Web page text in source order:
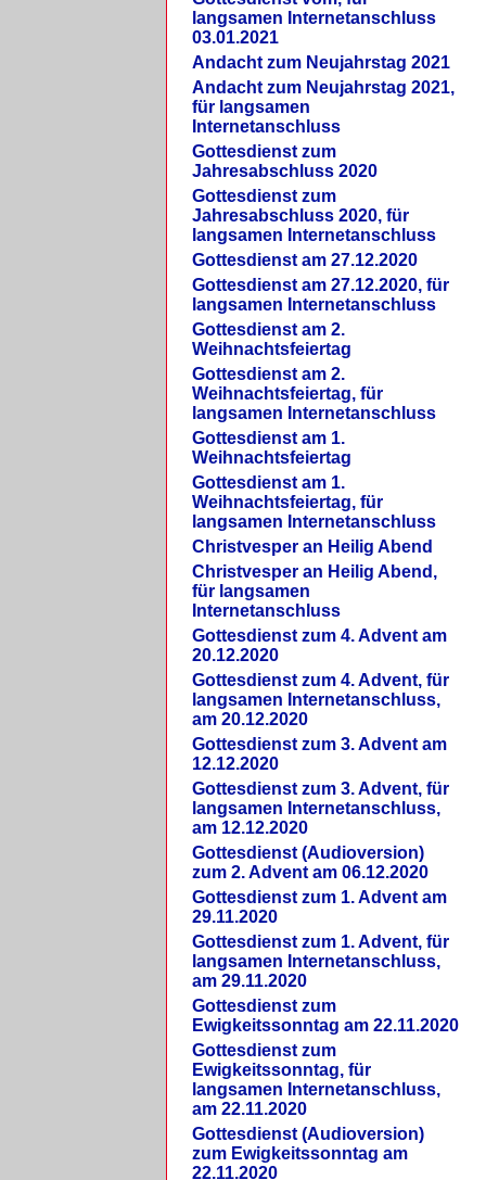
langsamen Internetanschluss
03.01.2021
Andacht zum Neujahrstag 2021
Andacht zum Neujahrstag 2021,
für langsamen
Internetanschluss
Gottesdienst zum
Jahresabschluss 2020
Gottesdienst zum
Jahresabschluss 2020, für
langsamen Internetanschluss
Gottesdienst am 27.12.2020
Gottesdienst am 27.12.2020, für
langsamen Internetanschluss
Gottesdienst am 2.
Weihnachtsfeiertag
Gottesdienst am 2.
Weihnachtsfeiertag, für
langsamen Internetanschluss
Gottesdienst am 1.
Weihnachtsfeiertag
Gottesdienst am 1.
Weihnachtsfeiertag, für
langsamen Internetanschluss
Christvesper an Heilig Abend
Christvesper an Heilig Abend,
für langsamen
Internetanschluss
Gottesdienst zum 4. Advent am
20.12.2020
Gottesdienst zum 4. Advent, für
langsamen Internetanschluss,
am 20.12.2020
Gottesdienst zum 3. Advent am
12.12.2020
Gottesdienst zum 3. Advent, für
langsamen Internetanschluss,
am 12.12.2020
Gottesdienst (Audioversion)
zum 2. Advent am 06.12.2020
Gottesdienst zum 1. Advent am
29.11.2020
Gottesdienst zum 1. Advent, für
langsamen Internetanschluss,
am 29.11.2020
Gottesdienst zum
Ewigkeitssonntag am 22.11.2020
Gottesdienst zum
Ewigkeitssonntag, für
langsamen Internetanschluss,
am 22.11.2020
Gottesdienst (Audioversion)
zum Ewigkeitssonntag am
22.11.2020